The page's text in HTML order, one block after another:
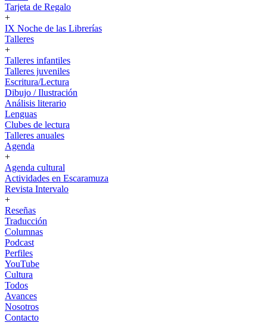
Tarjeta de Regalo
+
IX Noche de las Librerías
Talleres
+
Talleres infantiles
Talleres juveniles
Escritura/Lectura
Dibujo / Ilustración
Análisis literario
Lenguas
Clubes de lectura
Talleres anuales
Agenda
+
Agenda cultural
Actividades en Escaramuza
Revista Intervalo
+
Reseñas
Traducción
Columnas
Podcast
Perfiles
YouTube
Cultura
Todos
Avances
Nosotros
Contacto